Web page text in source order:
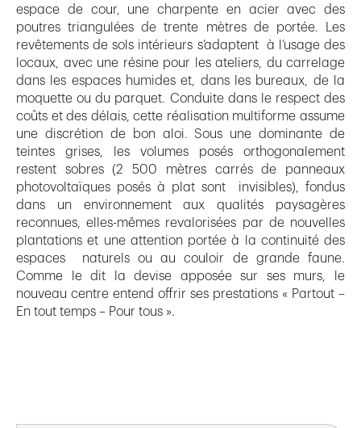
espace de cour, une charpente en acier avec des
poutres triangulées de trente mètres de portée. Les
revêtements de sols intérieurs s’adaptent à l’usage des
locaux, avec une résine pour les ateliers, du carrelage
dans les espaces humides et, dans les bureaux, de la
moquette ou du parquet. Conduite dans le respect des
coûts et des délais, cette réalisation multiforme assume
une discrétion de bon aloi. Sous une dominante de
teintes grises, les volumes posés orthogonalement
restent sobres (2 500 mètres carrés de panneaux
photovoltaïques posés à plat sont invisibles), fondus
dans un environnement aux qualités paysagères
reconnues, elles-mêmes revalorisées par de nouvelles
plantations et une attention portée à la continuité des
espaces naturels ou au couloir de grande faune.
Comme le dit la devise apposée sur ses murs, le
nouveau centre entend offrir ses prestations « Partout –
En tout temps – Pour tous ».